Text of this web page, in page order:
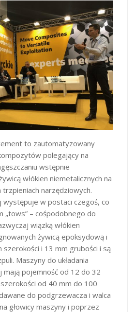
to zautomatyzowany
polegający na
wstępnie
włókien niemetalicznych na
trzpieniach narzędziowych.
występuje w postaci czegoś, co
„tows” – cośpodobnego do
wiązką włókien
żywicą epoksydową i
szerokości i 13 mm grubości i są
Maszyny do układania
mają pojemność od 12 do 32
od 40 mm do 100
do podgrzewacza i walca
głowicy maszyny i poprzez